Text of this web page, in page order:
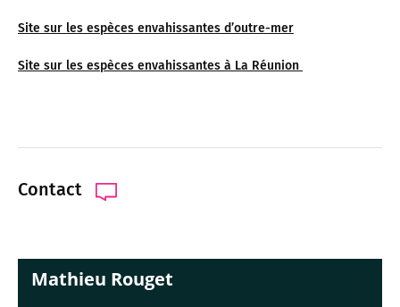
Site sur les espèces envahissantes d’outre-mer
Site sur les espèces envahissantes à La Réunion
Contact
Mathieu Rouget